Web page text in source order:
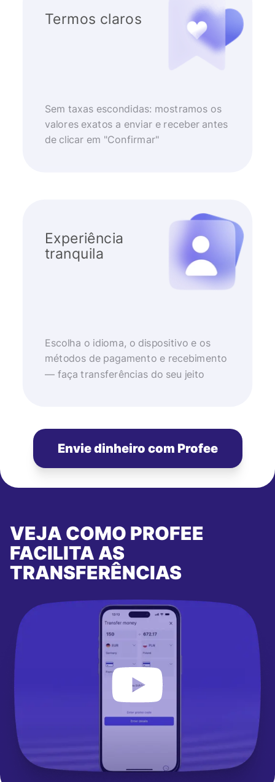
Termos claros
Sem taxas escondidas: mostramos os
valores exatos a enviar e receber antes
de clicar em "Confirmar"
Experiência
tranquila
Escolha o idioma, o dispositivo e os
métodos de pagamento e recebimento
— faça transferências do seu jeito
Envie dinheiro com Profee
VEJA COMO PROFEE
FACILITA AS
TRANSFERÊNCIAS